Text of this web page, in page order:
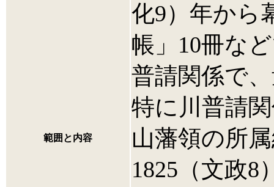
範囲と内容
化9）年から
帳」10冊な
普請関係で
特に川普請
山藩領の所
1825（文政8